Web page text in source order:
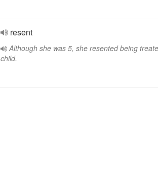
resent
Although she was 5, she resented being
child.